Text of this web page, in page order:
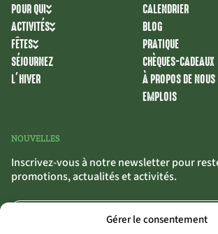
Gérer le consentement
POUR QUI
ACTIVITÉS
FÊTES
SÉJOURNEZ
L’HIVER
CALENDRIER
BLOG
PRATIQUE
CHÈQUES-CADEAUX
À PROPOS DE NOUS
EMPLOIS
NOUVELLES
Inscrivez-vous à notre newsletter pour
promotions, actualités et activités.